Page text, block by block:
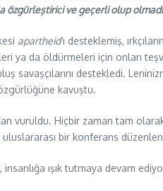
ve geçerli olup
apartheid‘ı desteklemiş,
ya da öldürmeleri için onları
destekledi.
kavuştu.
vuruldu. Hiçbir zaman tam
bir konferans
insanlığa ışık tutmaya devam